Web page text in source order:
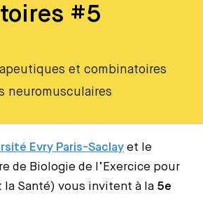
#5
et combinatoires
neuromusculaires
Evry Paris-Saclay et le
de Biologie de l’Exercice pour
la Santé) vous invitent à la 5e